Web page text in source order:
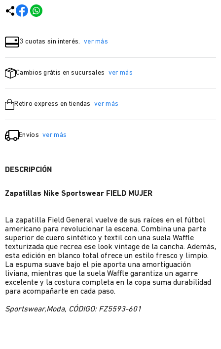
3 cuotas sin interés. ver más
Cambios grátis en sucursales ver más
Retiro express en tiendas ver más
Envíos ver más
DESCRIPCIÓN
Zapatillas Nike Sportswear FIELD MUJER
La zapatilla Field General vuelve de sus raíces en el fútbol
americano para revolucionar la escena. Combina una parte
superior de cuero sintético y textil con una suela Waffle
texturizada que recrea ese look vintage de la cancha. Además,
esta edición en blanco total ofrece un estilo fresco y limpio.
La espuma suave bajo el pie aporta una amortiguación
liviana, mientras que la suela Waffle garantiza un agarre
excelente y la costura completa en la copa suma durabilidad
para acompañarte en cada paso.
Sportswear,Moda, CÓDIGO: FZ5593-601